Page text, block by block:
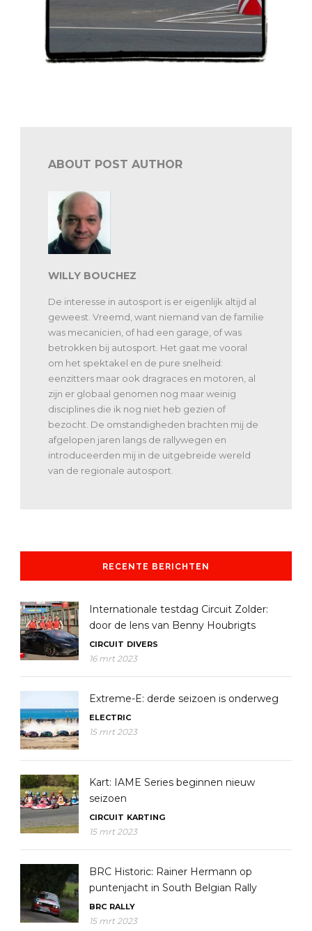
ABOUT POST AUTHOR
WILLY BOUCHEZ
De interesse in autosport is er eigenlijk altijd al
geweest. Vreemd, want niemand van de familie
was mecanicien, of had een garage, of was
betrokken bij autosport. Het gaat me vooral
om het spektakel en de pure snelheid:
eenzitters maar ook dragraces en motoren, al
zijn er globaal genomen nog maar weinig
disciplines die ik nog niet heb gezien of
bezocht. De omstandigheden brachten mij de
afgelopen jaren langs de rallywegen en
introduceerden mij in de uitgebreide wereld
van de regionale autosport.
RECENTE BERICHTEN
Internationale testdag Circuit Zolder:
door de lens van Benny Houbrigts
CIRCUIT DIVERS
16 mrt 2023
Extreme-E: derde seizoen is onderweg
ELECTRIC
15 mrt 2023
Kart: IAME Series beginnen nieuw
seizoen
CIRCUIT KARTING
15 mrt 2023
BRC Historic: Rainer Hermann op
puntenjacht in South Belgian Rally
BRC RALLY
15 mrt 2023